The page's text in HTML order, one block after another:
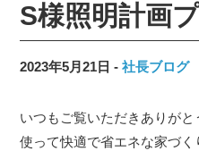
S様照明計画
2023年5月21日 社長ブログ
いつもご覧いただきありが
使って快適で省エネな家づ